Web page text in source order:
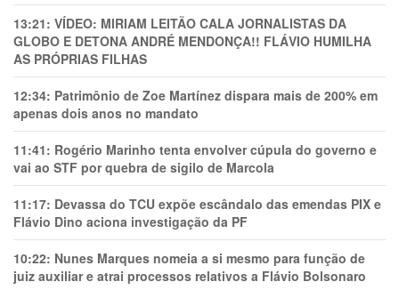
13:21: VÍDEO: MIRIAM LEITÃO CALA JORNALISTAS DA
GLOBO E DETONA ANDRÉ MENDONÇA!! FLÁVIO HUMILHA
AS PRÓPRIAS FILHAS
12:34: Patrimônio de Zoe Martínez dispara mais de 200% em
apenas dois anos no mandato
11:41: Rogério Marinho tenta envolver cúpula do governo e
vai ao STF por quebra de sigilo de Marcola
11:17: Devassa do TCU expõe escândalo das emendas PIX e
Flávio Dino aciona investigação da PF
10:22: Nunes Marques nomeia a si mesmo para função de
juiz auxiliar e atrai processos relativos a Flávio Bolsonaro